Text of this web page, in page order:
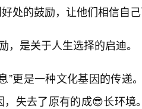
处的鼓励，让他们相信自己
，是关于人生选择的启迪。
”更是一种文化基因的传递
失去了原有的成😎长环境